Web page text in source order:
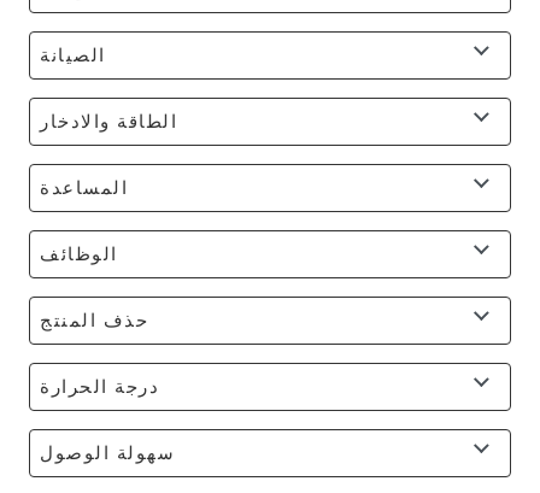
الصيانة
الطاقة والادخار
المساعدة
الوظائف
حذف المنتج
درجة الحرارة
سهولة الوصول